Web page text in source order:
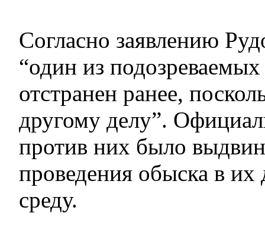
Согласно заявлению
“один из
отстранен ранее,
другому делу”.
против них было
проведения обыска в
среду.